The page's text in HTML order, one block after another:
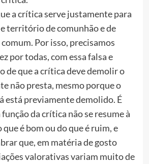
a crítica serve justamente para
território de comunhão e de
Por isso, precisamos
por todas, com essa falsa e
de que a crítica deve demolir o
não presta, mesmo porque o
está previamente demolido. É
função da crítica não se resume à
é bom ou do que é ruim, e
que, em matéria de gosto
valorativas variam muito de